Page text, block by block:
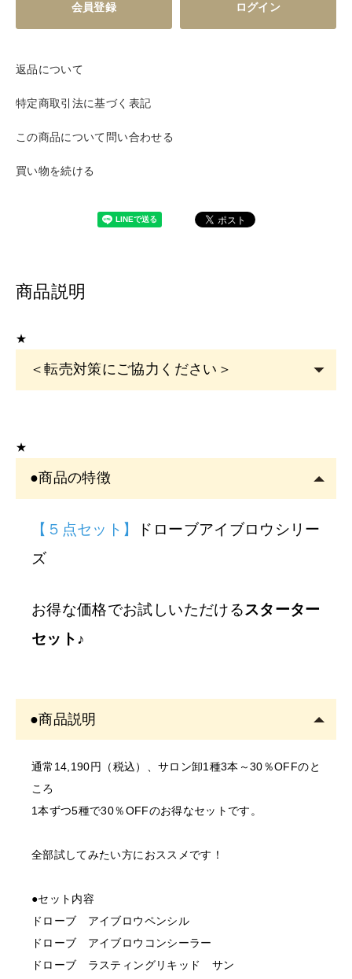
会員登録 ログイン
返品について
特定商取引法に基づく表記
この商品について問い合わせる
買い物を続ける
商品説明
★
＜転売対策にご協力ください＞
クの運営者または従事者のみ購入可能です。
アカウント登録は
をご記入くださ
い。
了承ください。
す。
す。
確認できない場合はご注文をキャンセルいたしますの
で、あらかじめご了承くださ
〇開業予定の方＿証明書送り
order@odette.co.jp
★
●商品の特徴
【５点セット】
ドローブアイブロウシリー
ズ
お得な価格でお試しいただけるスターター
セット♪
●商品説明
通常14,190円（税込）、サロン卸1種3本～30％OFFのと
ころ
1本ずつ5種で30％OFFのお得なセットです。
全部試してみたい方におススメです！
●セット内容
ドローブ アイブロウペンシル
ドローブ アイブロウコンシーラー
ドローブ ラスティングリキッド サン